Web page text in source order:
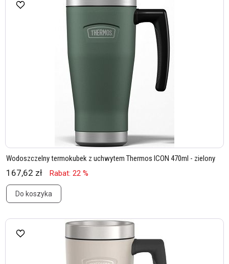
Wodoszczelny termokubek z uchwytem Thermos ICON 470ml - zielony
167,62 zł Rabat: 22 %
Do koszyka